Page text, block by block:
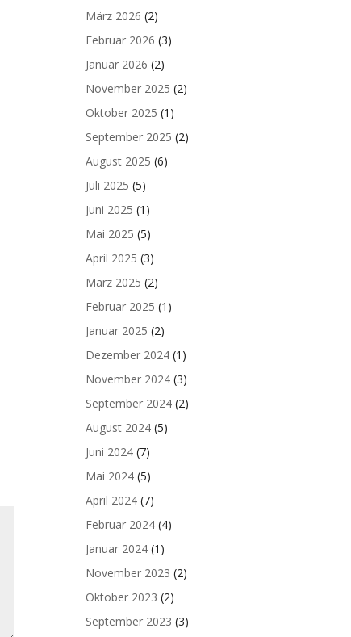
März 2026 (2)
Februar 2026 (3)
Januar 2026 (2)
November 2025 (2)
Oktober 2025 (1)
September 2025 (2)
August 2025 (6)
Juli 2025 (5)
Juni 2025 (1)
Mai 2025 (5)
April 2025 (3)
März 2025 (2)
Februar 2025 (1)
Januar 2025 (2)
Dezember 2024 (1)
November 2024 (3)
September 2024 (2)
August 2024 (5)
Juni 2024 (7)
Mai 2024 (5)
April 2024 (7)
Februar 2024 (4)
Januar 2024 (1)
November 2023 (2)
Oktober 2023 (2)
September 2023 (3)